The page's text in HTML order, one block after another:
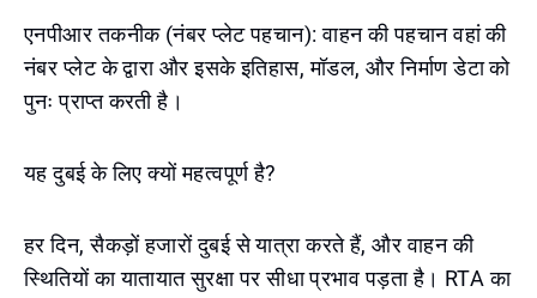
एनपीआर तकनीक (नंबर प्लेट पहचान): वाहन की पहचान वहां की
नंबर प्लेट के द्वारा और इसके इतिहास, मॉडल, और निर्माण डेटा को
पुनः प्राप्त करती है।
यह दुबई के लिए क्यों महत्वपूर्ण है?
हर दिन, सैकड़ों हजारों दुबई से यात्रा करते हैं, और वाहन की
स्थितियों का यातायात सुरक्षा पर सीधा प्रभाव पड़ता है। RTA का